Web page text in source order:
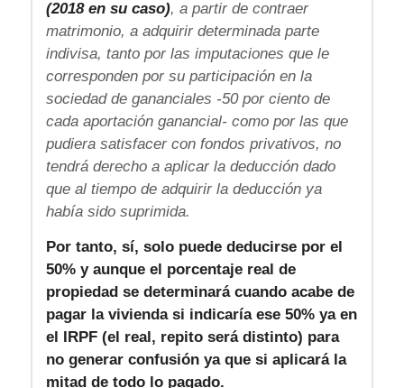
(2018 en su caso), a partir de contraer
matrimonio, a adquirir determinada parte
indivisa, tanto por las imputaciones que le
corresponden por su participación en la
sociedad de gananciales -50 por ciento de
cada aportación ganancial- como por las que
pudiera satisfacer con fondos privativos, no
tendrá derecho a aplicar la deducción dado
que al tiempo de adquirir la deducción ya
había sido suprimida.
Por tanto, sí, solo puede deducirse por el
50% y aunque el porcentaje real de
propiedad se determinará cuando acabe de
pagar la vivienda si indicaría ese 50% ya en
el IRPF (el real, repito será distinto) para
no generar confusión ya que si aplicará la
mitad de todo lo pagado.